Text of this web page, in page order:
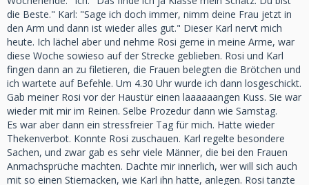
die Beste." Karl: "Sage ich doch immer, nimm deine Frau jetzt in
den Arm und dann ist wieder alles gut." Dieser Karl nervt mich
heute. Ich lächel aber und nehme Rosi gerne in meine Arme, war
diese Woche sowieso auf der Strecke geblieben. Rosi und Karl
fingen dann an zu filetieren, die Frauen belegten die Brötchen und
ich wartete auf Befehle. Um 4.30 Uhr wurde ich dann losgeschickt.
Gab meiner Rosi vor der Haustür einen laaaaaangen Kuss. Sie war
wieder mit mir im Reinen. Selbe Prozedur dann wie Samstag.
Es war aber dann ein stressfreier Tag für mich. Hatte wieder
Thekenverbot. Konnte Rosi zuschauen. Karl regelte besondere
Sachen, und zwar gab es sehr viele Männer, die bei den Frauen
Anmachsprüche machten. Dachte mir innerlich, wer will sich auch
mit so einen Stiernacken, wie Karl ihn hatte, anlegen. Rosi tanzte